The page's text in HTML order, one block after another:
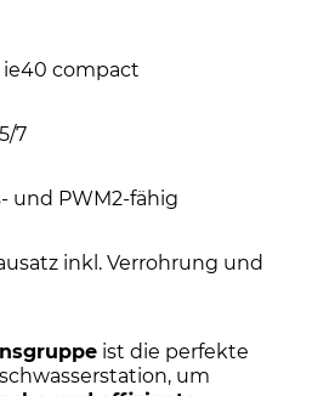
ie40 compact
7
und PWM2-fähig
inkl. Verrohrung und
ist die perfekte
um